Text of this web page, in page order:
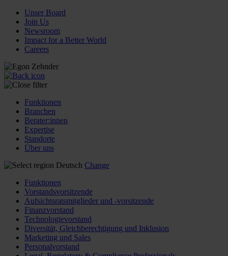
Unser Board
Join Us
Newsroom
Impact for a Better World
Careers
Funktionen
Branchen
Berater:innen
Expertise
Standorte
Über uns
Deutsch Change
Funktionen
Vorstandsvorsitzende
Aufsichtsratsmitglieder und -vorsitzende
Finanzvorstand
Technologievorstand
Diversität, Gleichberechtigung und Inklusion
Marketing und Sales
Personalvorstand